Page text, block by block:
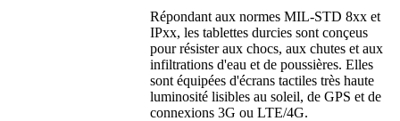
Répondant aux normes MIL-STD 8xx et
IPxx, les tablettes durcies sont conçeus
pour résister aux chocs, aux chutes et aux
infiltrations d'eau et de poussières. Elles
sont équipées d'écrans tactiles très haute
luminosité lisibles au soleil, de GPS et de
connexions 3G ou LTE/4G.